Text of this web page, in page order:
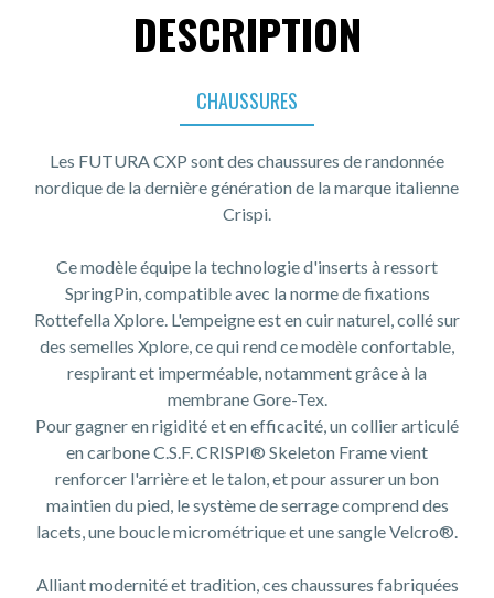
DESCRIPTION
CHAUSSURES
Les FUTURA CXP sont des chaussures de randonnée
nordique de la dernière génération de la marque italienne
Crispi.
Ce modèle équipe la technologie d'inserts à ressort
SpringPin, compatible avec la norme de fixations
Rottefella Xplore. L'empeigne est en cuir naturel, collé sur
des semelles Xplore, ce qui rend ce modèle confortable,
respirant et imperméable, notamment grâce à la
membrane Gore-Tex.
Pour gagner en rigidité et en efficacité, un collier articulé
en carbone C.S.F. CRISPI® Skeleton Frame vient
renforcer l'arrière et le talon, et pour assurer un bon
maintien du pied, le système de serrage comprend des
lacets, une boucle micrométrique et une sangle Velcro®.
Alliant modernité et tradition, ces chaussures fabriquées